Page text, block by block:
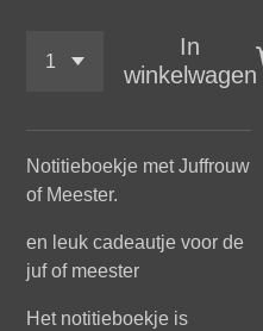
In
winkelwagen
Notitieboekje met Juffrouw
of Meester.
en leuk cadeautje voor de
juf of meester
Het notitieboekje is